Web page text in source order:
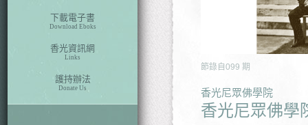
下載電子書
Download Eboks
香光資訊網
Links
護持辦法
Donate Us
節錄自 099 期
香光尼眾佛學院
香光尼眾佛學